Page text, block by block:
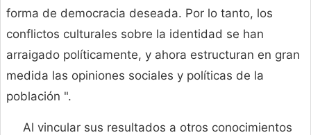
forma de democracia deseada. Por lo tanto, los
conflictos culturales sobre la identidad se han
arraigado políticamente, y ahora estructuran en gran
medida las opiniones sociales y políticas de la
población ".
Al vincular sus resultados a otros conocimientos